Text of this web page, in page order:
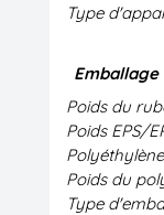
Type
Poids du
Poids EPS/
Poids du
Type